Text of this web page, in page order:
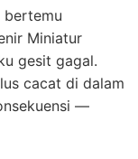
bertemu
Miniatur
gesit gagal.
cacat di dalam
—